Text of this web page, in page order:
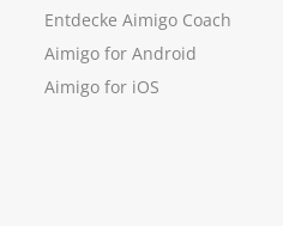
Entdecke Aimigo Coach
Aimigo for Android
Aimigo for iOS